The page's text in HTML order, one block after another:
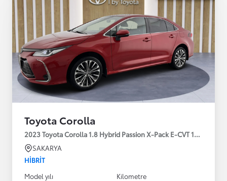
Toyota Corolla
2023 Toyota Corolla 1.8 Hybrid Passion X-Pack E-CVT 140HP
SAKARYA
HIBRIT
Model yılı
Kilometre